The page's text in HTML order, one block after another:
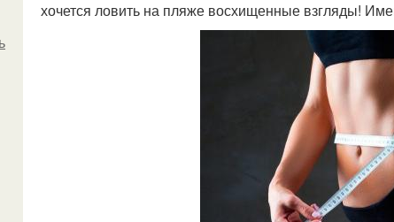
хочется ловить на пляже восхищенные взгляды!